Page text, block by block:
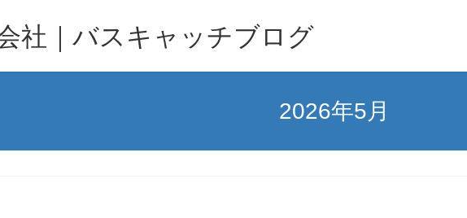
社｜バスキャッチブログ
2026年5月